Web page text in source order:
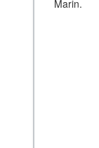
Marin.